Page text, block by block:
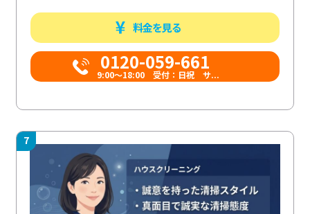
料金を見る
0120-059-661
9:00〜18:00 受付：日祝 サ...
7